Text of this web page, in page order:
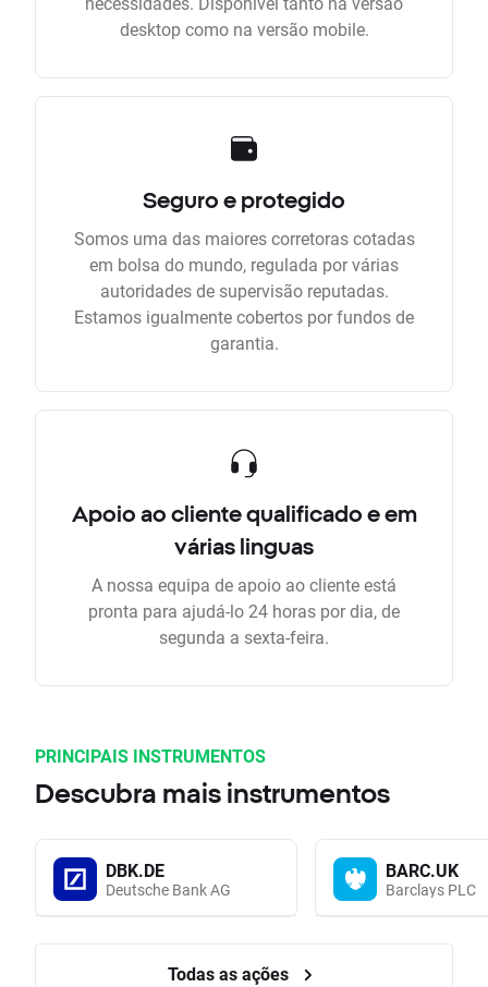
desktop como na versão mobile.
Seguro e protegido
Somos uma das maiores corretoras cotadas
em bolsa do mundo, regulada por várias
autoridades de supervisão reputadas.
Estamos igualmente cobertos por fundos de
garantia.
Apoio ao cliente qualificado e em
várias linguas
A nossa equipa de apoio ao cliente está
pronta para ajudá-lo 24 horas por dia, de
segunda a sexta-feira.
PRINCIPAIS INSTRUMENTOS
Descubra mais instrumentos
DBK.DE
Deutsche Bank AG
BARC.UK
Barclays PLC
Todas as ações